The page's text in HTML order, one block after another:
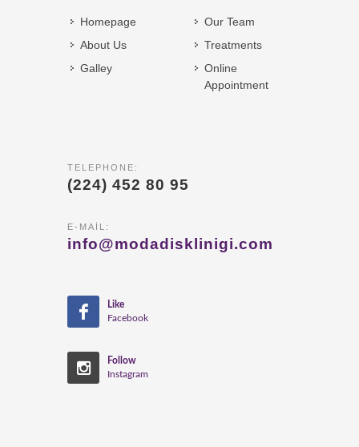
Homepage
About Us
Galley
Our Team
Treatments
Online
Appointment
TELEPHONE:
(224) 452 80 95
E-MAIL:
info@modadisklinigi.com
Like
Facebook
Follow
Instagram